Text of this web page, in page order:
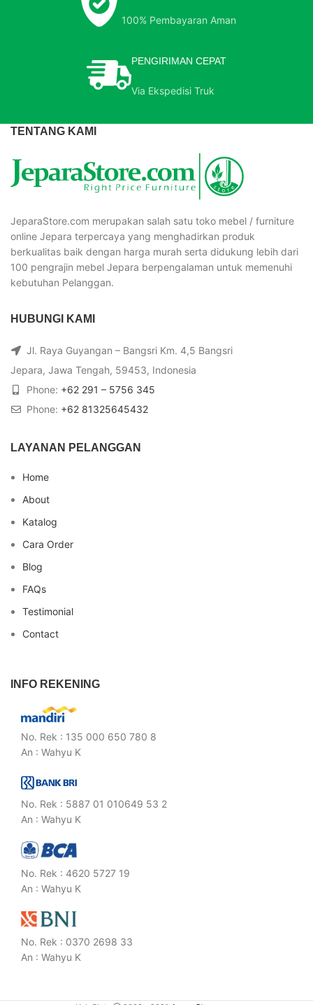
100% Pembayaran Aman
PENGIRIMAN CEPAT
Via Ekspedisi Truk
TENTANG KAMI
JeparaStore.com merupakan salah satu toko mebel / furniture
online Jepara terpercaya yang menghadirkan produk
berkualitas baik dengan harga murah serta didukung lebih dari
100 pengrajin mebel Jepara berpengalaman untuk memenuhi
kebutuhan Pelanggan.
HUBUNGI KAMI
Jl. Raya Guyangan – Bangsri Km. 4,5 Bangsri
Jepara, Jawa Tengah, 59453, Indonesia
Phone: +62 291 – 5756 345
Phone: +62 81325645432
LAYANAN PELANGGAN
Home
About
Katalog
Cara Order
Blog
FAQs
Testimonial
Contact
INFO REKENING
No. Rek : 135 000 650 780 8
An : Wahyu K
No. Rek : 5887 01 010649 53 2
An : Wahyu K
No. Rek : 4620 5727 19
An : Wahyu K
No. Rek : 0370 2698 33
An : Wahyu K